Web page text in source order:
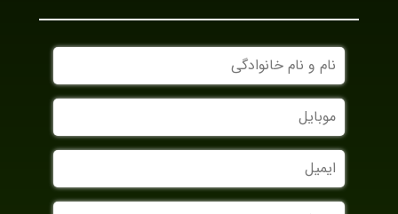
نام
و
نام
خانوادگی
موبایل
ایمیل